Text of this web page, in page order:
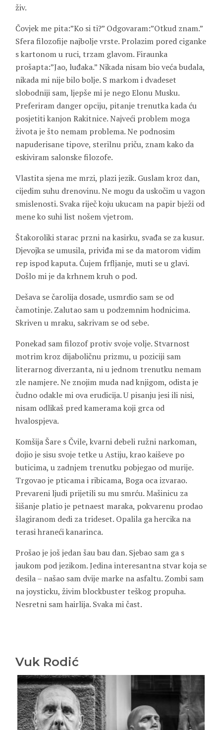
živ.
Čovjek me pita:”Ko si ti?” Odgovaram:”Otkud znam.”
Sfera filozofije najbolje vrste. Prolazim pored ciganke
s kartonom u ruci, trzam glavom. Firaunka
prošapta:”Jao, luđaka.” Nikada nisam bio veća budala,
nikada mi nije bilo bolje. S markom i dvadeset
slobodniji sam, ljepše mi je nego Elonu Musku.
Preferiram danger opciju, pitanje trenutka kada ću
posjetiti kanjon Rakitnice. Najveći problem moga
života je što nemam problema. Ne podnosim
napuderisane tipove, sterilnu priču, znam kako da
eskiviram salonske filozofe.
Vlastita sjena me mrzi, plazi jezik. Guslam kroz dan,
cijedim suhu drenovinu. Ne mogu da uskočim u vagon
smislenosti. Svaka riječ koju ukucam na papir bježi od
mene ko suhi list nošem vjetrom.
Štakoroliki starac przni na kasirku, svađa se za kusur.
Djevojka se umusila, priviđa mi se da matorom vidim
rep ispod kaputa. Čujem frfljanje, muti se u glavi.
Došlo mi je da krhnem kruh o pod.
Dešava se čarolija dosade, usmrdio sam se od
čamotinje. Zalutao sam u podzemnim hodnicima.
Skriven u mraku, sakrivam se od sebe.
Ponekad sam filozof protiv svoje volje. Stvarnost
motrim kroz dijaboličnu prizmu, u poziciji sam
literarnog diverzanta, ni u jednom trenutku nemam
zle namjere. Ne znojim muda nad knjigom, odista je
čudno odakle mi ova erudicija. U pisanju jesi ili nisi,
nisam odlikaš pred kamerama koji grca od
hvalospjeva.
Komšija Šare s Čvile, kvarni debeli ružni narkoman,
dojio je sisu svoje tetke u Astiju, krao kaiševe po
buticima, u zadnjem trenutku pobjegao od murije.
Trgovao je pticama i ribicama, Boga oca izvarao.
Prevareni ljudi prijetili su mu smrću. Mašinicu za
šišanje platio je petnaest maraka, pokvarenu prodao
šlagiranom dedi za trideset. Opalila ga hercika na
terasi hraneći kanarinca.
Prošao je još jedan šau bau dan. Sjebao sam ga s
jaukom pod jezikom. Jedina interesantna stvar koja se
desila – našao sam dvije marke na asfaltu. Zombi sam
na joysticku, živim blockbuster teškog propuha.
Nesretni sam hairlija. Svaka mi čast.
Vuk Rodić